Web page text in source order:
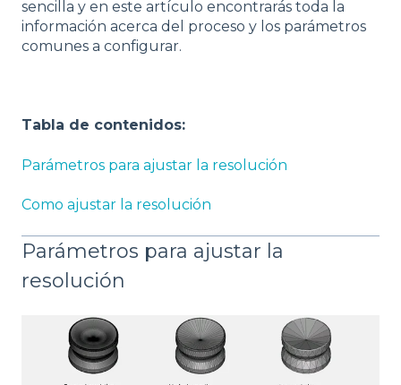
sencilla y en este artículo encontrarás toda la
información acerca del proceso y los parámetros
comunes a configurar.
Tabla de contenidos:
Parámetros para ajustar la resolución
Como ajustar la resolución
Parámetros para ajustar la
resolución